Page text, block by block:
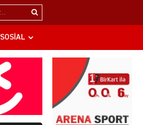
SOSIAL